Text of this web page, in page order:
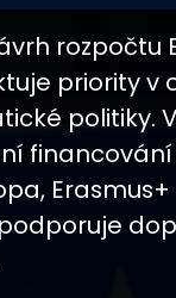
rozpočtu
priority v
politiky.